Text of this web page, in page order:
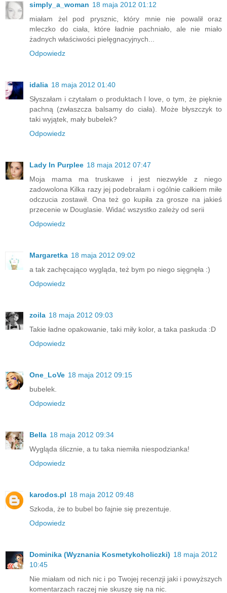
simply_a_woman 18 maja 2012 01:12
miałam żel pod prysznic, który mnie nie powalił oraz
mleczko do ciała, które ładnie pachniało, ale nie miało
żadnych właściwości pielęgnacyjnych...
Odpowiedz
idalia 18 maja 2012 01:40
Słyszałam i czytałam o produktach I love, o tym, że pięknie
pachną (zwłaszcza balsamy do ciała). Może błyszczyk to
taki wyjątek, mały bubelek?
Odpowiedz
Lady In Purplee 18 maja 2012 07:47
Moja mama ma truskawe i jest niezwykle z niego
zadowolona Kilka razy jej podebrałam i ogólnie całkiem miłe
odczucia zostawił. Ona też go kupiła za grosze na jakieś
przecenie w Douglasie. Widać wszystko zależy od serii
Odpowiedz
Margaretka 18 maja 2012 09:02
a tak zachęcająco wygląda, też bym po niego sięgnęła :)
Odpowiedz
zoila 18 maja 2012 09:03
Takie ładne opakowanie, taki miły kolor, a taka paskuda :D
Odpowiedz
One_LoVe 18 maja 2012 09:15
bubelek.
Odpowiedz
Bella 18 maja 2012 09:34
Wygląda ślicznie, a tu taka niemiła niespodzianka!
Odpowiedz
karodos.pl 18 maja 2012 09:48
Szkoda, że to bubel bo fajnie się prezentuje.
Odpowiedz
Dominika (Wyznania Kosmetykoholiczki) 18 maja 2012
10:45
Nie miałam od nich nic i po Twojej recenzji jaki i powyższych
komentarzach raczej nie skuszę się na nic.